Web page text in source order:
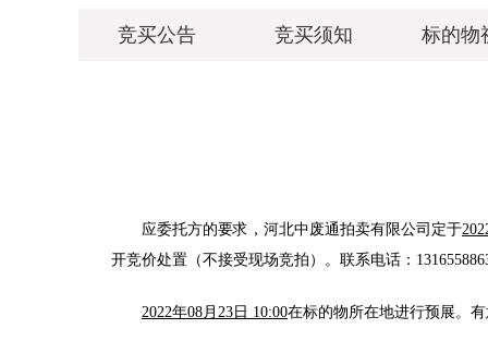
竞买公告 竞买须知 标的物
应委托方的要求 ， 河北中废通拍卖有限公司 定于
开竞价处置（不接受现场竞拍）。联系电话：
2022年08月23日 10:00在标的物所在地进行预展。